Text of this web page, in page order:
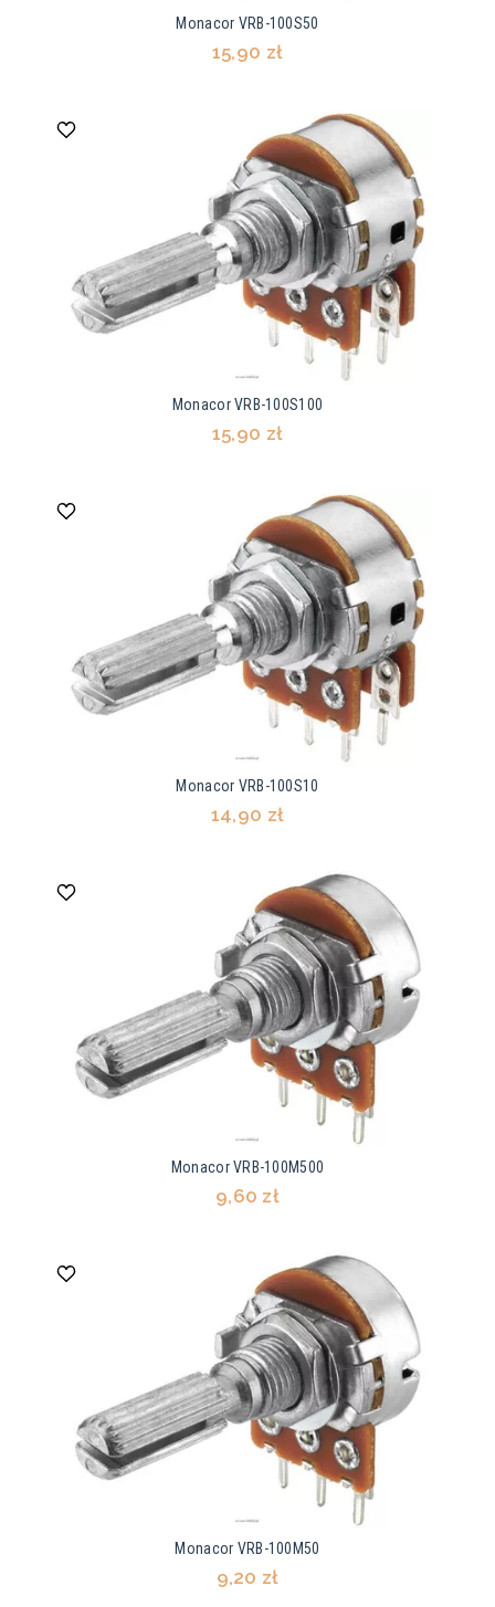
Monacor VRB-100S50
15,90 zł
Monacor VRB-100S100
15,90 zł
Monacor VRB-100S10
14,90 zł
Monacor VRB-100M500
9,60 zł
Monacor VRB-100M50
9,20 zł